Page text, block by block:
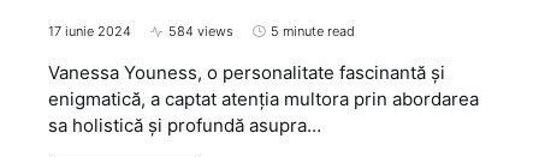
17 iunie 2024 584 views 5 minute read
Vanessa Youness, o personalitate fascinantă și
enigmatică, a captat atenția multora prin abordarea
sa holistică și profundă asupra…